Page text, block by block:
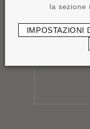
la sezione
IMPOSTAZIONI